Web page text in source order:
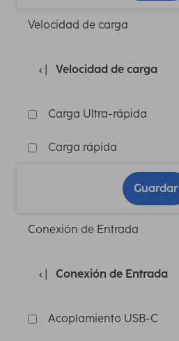
Velocidad de carga
Velocidad de carga
Carga Ultra-rápida
Carga rápida
Guardar
Conexión de Entrada
Conexión de Entrada
Acoplamiento USB-C